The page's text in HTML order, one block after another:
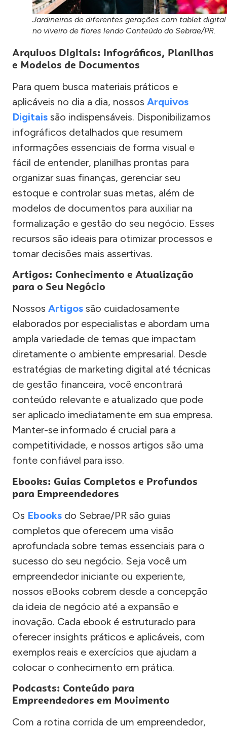
Jardineiros de diferentes gerações com tablet digital
no viveiro de flores lendo Conteúdo do Sebrae/PR.
Arquivos Digitais: Infográficos, Planilhas
e Modelos de Documentos
Para quem busca materiais práticos e
aplicáveis no dia a dia, nossos Arquivos
Digitais são indispensáveis. Disponibilizamos
infográficos detalhados que resumem
informações essenciais de forma visual e
fácil de entender, planilhas prontas para
organizar suas finanças, gerenciar seu
estoque e controlar suas metas, além de
modelos de documentos para auxiliar na
formalização e gestão do seu negócio. Esses
recursos são ideais para otimizar processos e
tomar decisões mais assertivas.
Artigos: Conhecimento e Atualização
para o Seu Negócio
Nossos Artigos são cuidadosamente
elaborados por especialistas e abordam uma
ampla variedade de temas que impactam
diretamente o ambiente empresarial. Desde
estratégias de marketing digital até técnicas
de gestão financeira, você encontrará
conteúdo relevante e atualizado que pode
ser aplicado imediatamente em sua empresa.
Manter-se informado é crucial para a
competitividade, e nossos artigos são uma
fonte confiável para isso.
Ebooks: Guias Completos e Profundos
para Empreendedores
Os Ebooks do Sebrae/PR são guias
completos que oferecem uma visão
aprofundada sobre temas essenciais para o
sucesso do seu negócio. Seja você um
empreendedor iniciante ou experiente,
nossos eBooks cobrem desde a concepção
da ideia de negócio até a expansão e
inovação. Cada ebook é estruturado para
oferecer insights práticos e aplicáveis, com
exemplos reais e exercícios que ajudam a
colocar o conhecimento em prática.
Podcasts: Conteúdo para
Empreendedores em Movimento
Com a rotina corrida de um empreendedor,